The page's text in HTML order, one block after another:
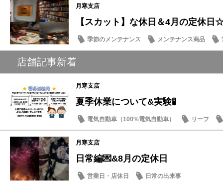
月寒支店
【スカット】な休日＆4月の定休日
季節のメンテナンス メンテナンス商品
ドライブ情報
店舗記事新着
月寒支店
夏季休業について&実験🧪
電気自動車（100%電気自動車） リーフ
月寒支店
日常編💌&8月の定休日
営業日・店休日 日常の出来事